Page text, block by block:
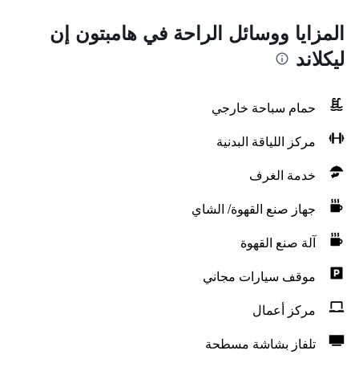
المزايا ووسائل الراحة في هامبتون إن
ليكلاند
حمام سباحة خارجي
مركز اللياقة البدنية
خدمة الغرف
جهاز صنع القهوة/ الشاي
آلة صنع القهوة
موقف سيارات مجاني
مركز أعمال
تلفاز بشاشة مسطحة